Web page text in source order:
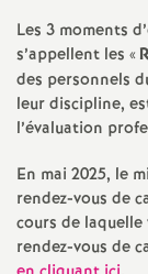
Les 3 moments
s’appellent les «
des personnels
leur discipline,
l’évaluation
En mai 2025, le
rendez-vous de
cours de
rendez-vous de